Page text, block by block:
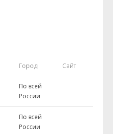
Город Сайт
По всей
России
По всей
России